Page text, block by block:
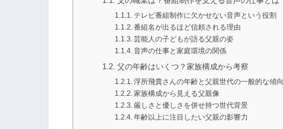
テレビ番組制作に欠かせない音声という役割
番組名が出るほど信頼される理由
芸能人の子どもが語る父親の姿
音声の仕事と家庭環境の関係
父の年齢はいくつ？家族構成から考察
浮所飛貴さんの年齢と父親世代の一般的な傾向
家族構成から見える父親像
厳しさと優しさを併せ持つ世代背景
年齢以上に注目したい父親の影響力